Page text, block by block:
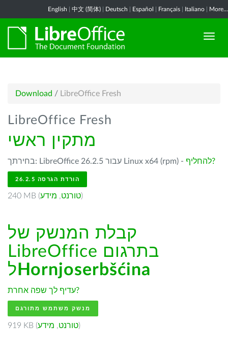
English 中文 (简体) Deutsch Español Français Italiano More...
Download / LibreOffice Fresh
LibreOffice Fresh
מתקין ראשי
בחירתך: LibreOffice 26.2.5 עבור Linux x64 (rpm) - להחליף?
הורדת הגרסה 26.2.5
240 MB ( טורנט, מידע )
קבלת המנשק של
LibreOffice בתרגום
ל Hornjoserbšćina
עדיף לך שפה אחרת?
מנשק משתמש מתורגם
919 KB ( טורנט, מידע )